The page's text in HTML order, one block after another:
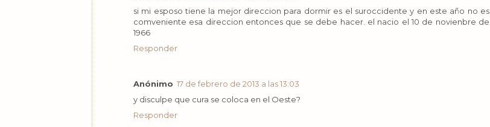
si mi esposo tiene la mejor direccion para dormir es el suroccidente y en este año no es
comveniente esa direccion entonces que se debe hacer. el nacio el 10 de novienbre de
1966
Responder
Anónimo 17 de febrero de 2013 a las 13:03
y disculpe que cura se coloca en el Oeste?
Responder